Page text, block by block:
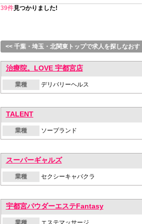
39件見つかりました!
<< 千葉・埼玉・北関東トップで求人を探しなおす
治療院。LOVE 宇都宮店
業種 デリバリーヘルス
TALENT
業種 ソープランド
スーパーギャルズ
業種 セクシーキャバクラ
宇都宮パウダーエステFantasy
業種 エステマッサージ